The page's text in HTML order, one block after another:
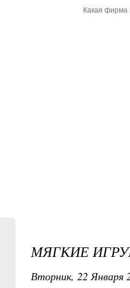
Какая фирма
МЯГКИЕ
Вторник, 22 Января